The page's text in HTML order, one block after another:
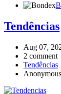
Tendências
Aug 07,
2 comment
Tendências